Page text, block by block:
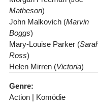
Matheson)
John Malkovich (Marvin
Boggs)
Mary-Louise Parker (
Ross)
Helen Mirren (Victoria)
Genre:
Action | Komödie